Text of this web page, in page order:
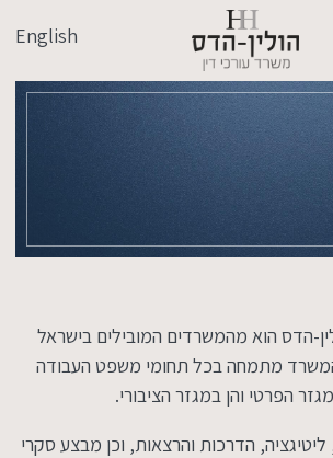
English
הדס הוא מהמשרדים המובילים בישראל
המשרד מתמחה בכל תחומי משפט העבודה
הפרטי והן במגזר הציבורי.
הדרכות והרצאות, וכן מבצע סקרי